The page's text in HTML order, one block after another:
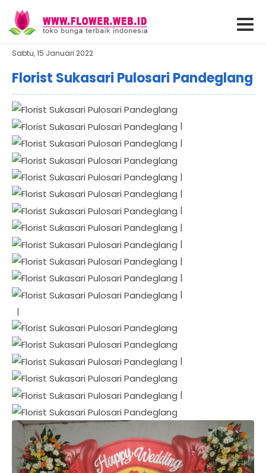
Sabtu, 15 Januari 2022
Florist Sukasari Pulosari Pandeglang
|
|
|
|
|
|
|
|
|
|
|
|
|